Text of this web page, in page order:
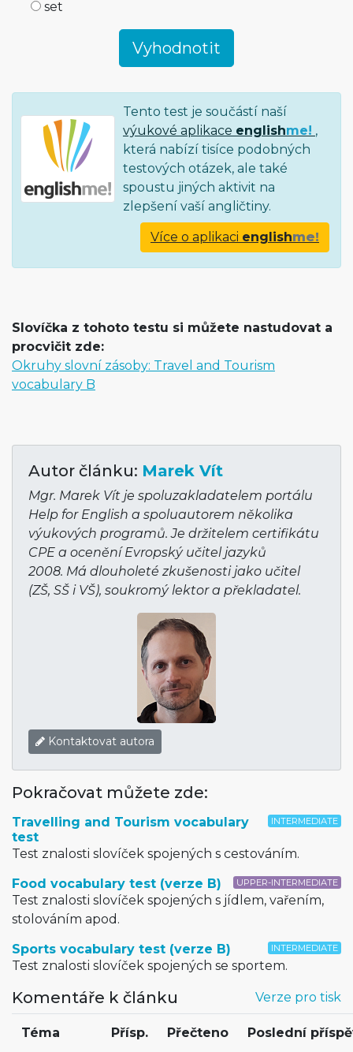
set
Tento test je součástí naší
výukové aplikace englishme! ,
která nabízí tisíce podobných
testových otázek, ale také
spoustu jiných aktivit na
zlepšení vaší angličtiny.
Více o aplikaci englishme!
Slovíčka z tohoto testu si můžete nastudovat a
procvičit zde:
Okruhy slovní zásoby: Travel and Tourism
vocabulary B
Autor článku: Marek Vít
Mgr. Marek Vít je spoluzakladatelem portálu
Help for English a spoluautorem několika
výukových programů. Je držitelem certifikátu
CPE a ocenění Evropský učitel jazyků
2008. Má dlouholeté zkušenosti jako učitel
(ZŠ, SŠ i VŠ), soukromý lektor a překladatel.
Kontaktovat autora
Pokračovat můžete zde:
INTERMEDIATE
Travelling and Tourism vocabulary
test
Test znalosti slovíček spojených s cestováním.
UPPER-INTERMEDIATE
Food vocabulary test (verze B)
Test znalosti slovíček spojených s jídlem, vařením,
stolováním apod.
INTERMEDIATE
Sports vocabulary test (verze B)
Test znalosti slovíček spojených se sportem.
Verze pro tisk
Komentáře k článku
Téma Přísp. Přečteno Poslední